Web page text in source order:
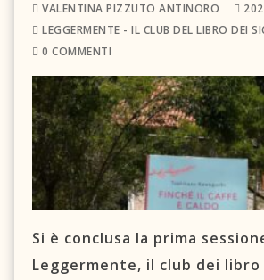
VALENTINA PIZZUTO ANTINORO
LEGGERMENTE - IL CLUB DEL LIBRO DEI
0 COMMENTI
Si è conclusa la prima
Leggermente, il club dei libro